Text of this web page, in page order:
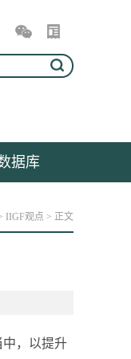
据库
IIGF观点 > 正文
中，以提升